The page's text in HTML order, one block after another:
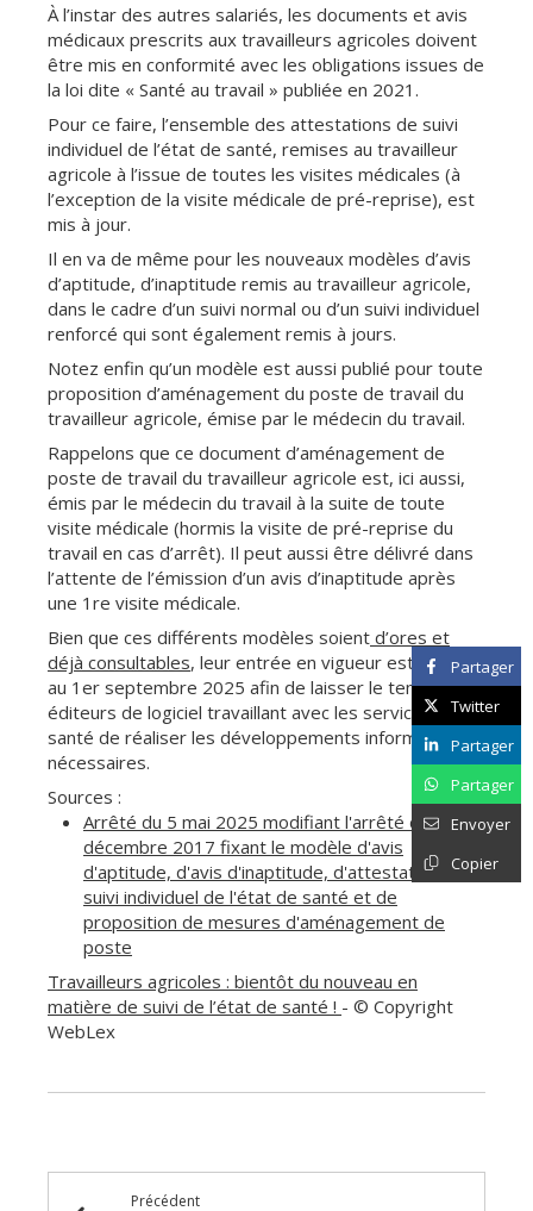
À l’instar des autres salariés, les documents et avis
médicaux prescrits aux travailleurs agricoles doivent
être mis en conformité avec les obligations issues de
la loi dite « Santé au travail » publiée en 2021.
Pour ce faire, l’ensemble des attestations de suivi
individuel de l’état de santé, remises au travailleur
agricole à l’issue de toutes les visites médicales (à
l’exception de la visite médicale de pré-reprise), est
mis à jour.
Il en va de même pour les nouveaux modèles d’avis
d’aptitude, d’inaptitude remis au travailleur agricole,
dans le cadre d’un suivi normal ou d’un suivi individuel
renforcé qui sont également remis à jours.
Notez enfin qu’un modèle est aussi publié pour toute
proposition d’aménagement du poste de travail du
travailleur agricole, émise par le médecin du travail.
Rappelons que ce document d’aménagement de
poste de travail du travailleur agricole est, ici aussi,
émis par le médecin du travail à la suite de toute
visite médicale (hormis la visite de pré-reprise du
travail en cas d’arrêt). Il peut aussi être délivré dans
l’attente de l’émission d’un avis d’inaptitude après
une 1re visite médicale.
Bien que ces différents modèles soient d’ores et
déjà consultables, leur entrée en vigueur est différée
au 1er septembre 2025 afin de laisser le temps aux
éditeurs de logiciel travaillant avec les services de
santé de réaliser les développements informatiques
nécessaires.
Sources :
Arrêté du 5 mai 2025 modifiant l'arrêté du 20
décembre 2017 fixant le modèle d'avis
d'aptitude, d'avis d'inaptitude, d'attestation de
suivi individuel de l'état de santé et de
proposition de mesures d'aménagement de
poste
Travailleurs agricoles : bientôt du nouveau en
matière de suivi de l’état de santé ! - © Copyright
WebLex
Précédent
Partager
Twitter
Partager
Partager
Envoyer
Copier